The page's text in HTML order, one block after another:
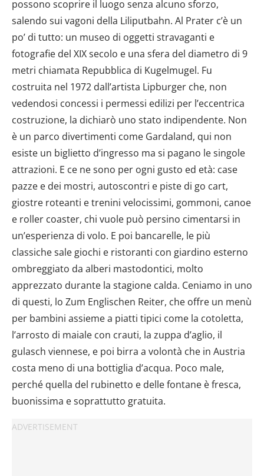
possono scoprire il luogo senza alcuno sforzo,
salendo sui vagoni della Liliputbahn. Al Prater c’è un
po’ di tutto: un museo di oggetti stravaganti e
fotografie del XIX secolo e una sfera del diametro di 9
metri chiamata Repubblica di Kugelmugel. Fu
costruita nel 1972 dall’artista Lipburger che, non
vedendosi concessi i permessi edilizi per l’eccentrica
costruzione, la dichiarò uno stato indipendente. Non
è un parco divertimenti come Gardaland, qui non
esiste un biglietto d’ingresso ma si pagano le singole
attrazioni. E ce ne sono per ogni gusto ed età: case
pazze e dei mostri, autoscontri e piste di go cart,
giostre roteanti e trenini velocissimi, gommoni, canoe
e roller coaster, chi vuole può persino cimentarsi in
un’esperienza di volo. E poi bancarelle, le più
classiche sale giochi e ristoranti con giardino esterno
ombreggiato da alberi mastodontici, molto
apprezzato durante la stagione calda. Ceniamo in uno
di questi, lo Zum Englischen Reiter, che offre un menù
per bambini assieme a piatti tipici come la cotoletta,
l’arrosto di maiale con crauti, la zuppa d’aglio, il
gulasch viennese, e poi birra a volontà che in Austria
costa meno di una bottiglia d’acqua. Poco male,
perché quella del rubinetto e delle fontane è fresca,
buonissima e soprattutto gratuita.